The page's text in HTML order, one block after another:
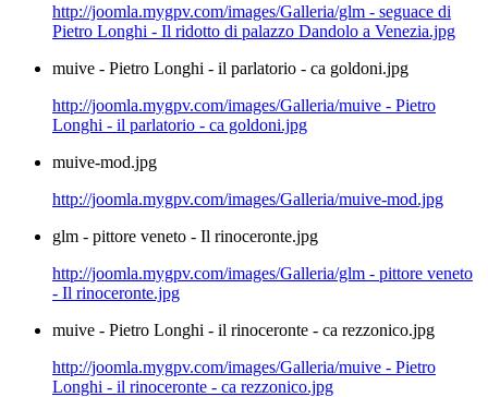
http://joomla.mygpv.com/images/Galleria/glm - seguace di
Pietro Longhi - Il ridotto di palazzo Dandolo a Venezia.jpg
muive - Pietro Longhi - il parlatorio - ca goldoni.jpg
http://joomla.mygpv.com/images/Galleria/muive - Pietro
Longhi - il parlatorio - ca goldoni.jpg
muive-mod.jpg
http://joomla.mygpv.com/images/Galleria/muive-mod.jpg
glm - pittore veneto - Il rinoceronte.jpg
http://joomla.mygpv.com/images/Galleria/glm - pittore veneto
- Il rinoceronte.jpg
muive - Pietro Longhi - il rinoceronte - ca rezzonico.jpg
http://joomla.mygpv.com/images/Galleria/muive - Pietro
Longhi - il rinoceronte - ca rezzonico.jpg